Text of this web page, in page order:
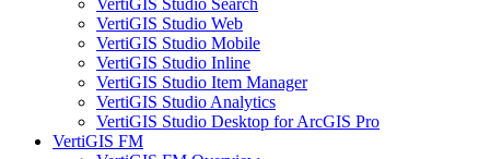
VertiGIS Studio Search
VertiGIS Studio Web
VertiGIS Studio Mobile
VertiGIS Studio Inline
VertiGIS Studio Item Manager
VertiGIS Studio Analytics
VertiGIS Studio Desktop for ArcGIS Pro
VertiGIS FM